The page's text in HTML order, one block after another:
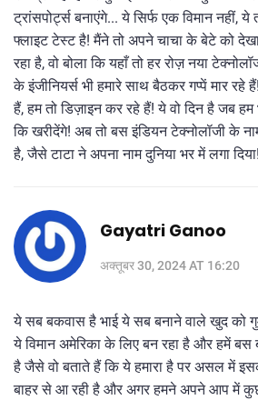
ट्रांसपोर्ट्स बनाएंगे... ये सिर्फ एक विमान नहीं,
फ्लाइट टेस्ट है! मैंने तो अपने चाचा के बेटे को
रहा है, वो बोला कि यहाँ तो हर रोज़ नया
के इंजीनियर्स भी हमारे साथ बैठकर गप्पें मार रहे
हैं, हम तो डिज़ाइन कर रहे हैं! ये वो दिन है जब हम
कि खरीदेंगे! अब तो बस इंडियन टेक्नोलॉजी के
है, जैसे टाटा ने अपना नाम दुनिया भर में लगा दिया!
Gayatri Ganoo
अक्तूबर 30, 2024 AT 16:20
ये सब बकवास है भाई ये सब बनाने वाले खुद को
ये विमान अमेरिका के लिए बन रहा है और हमें बस
है जैसे वो बताते हैं कि ये हमारा है पर असल में
बाहर से आ रही है और अगर हमने अपने आप में कुछ